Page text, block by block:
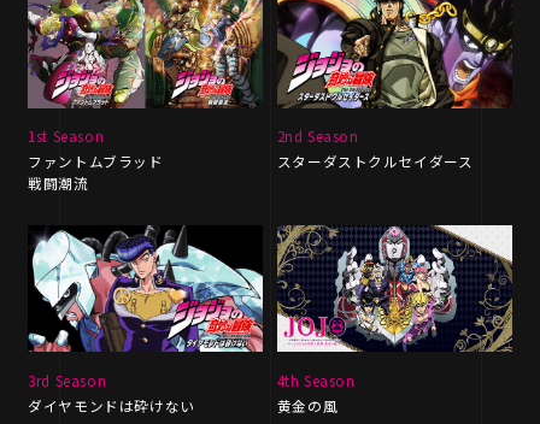
1st Season
ファントムブラッド
戦闘潮流
2nd Season
スターダストクルセイダース
3rd Season
ダイヤモンドは砕けない
4th Season
黄金の風